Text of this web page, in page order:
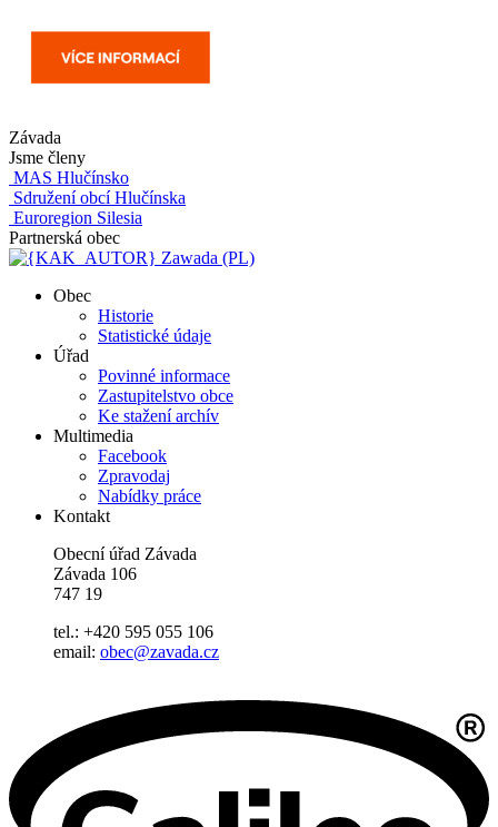
Závada
Jsme členy
MAS Hlučínsko
Sdružení obcí Hlučínska
Euroregion Silesia
Partnerská obec
Zawada (PL)
Obec
Historie
Statistické údaje
Úřad
Povinné informace
Zastupitelstvo obce
Ke stažení archív
Multimedia
Facebook
Zpravodaj
Nabídky práce
Kontakt
Obecní úřad Závada
Závada 106
747 19
tel.: +420 595 055 106
email: obec@zavada.cz